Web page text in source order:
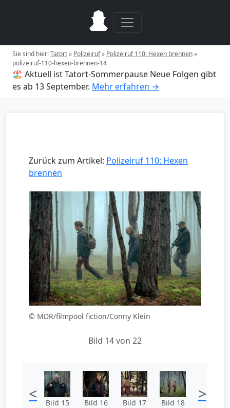
Sie sind hier:Tatort» Polizeiruf» Polizeiruf 110: Hexen brennen»
polizeiruf-110-hexen-brennen-14
🏖️ Aktuell ist Tatort-Sommerpause Neue Folgen gibt
es ab 13 September. Mehr erfahren →
Zurück zum Artikel: Polizeiruf 110: Hexen
brennen
© MDR/filmpool fiction/Conny Klein
Bild 14 von 22
< Bild 15 Bild 16 Bild 17 Bild 18 >